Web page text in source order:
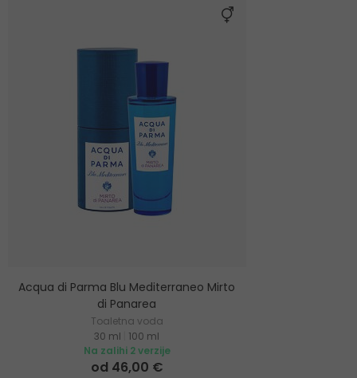
Acqua di Parma Blu Mediterraneo Mirto
di Panarea
Toaletna voda
30 ml
100 ml
Na zalihi 2 verzije
od 46,00 €